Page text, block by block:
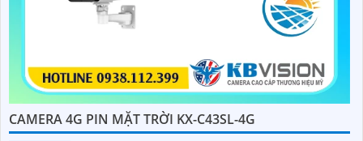
CAMERA 4G PIN MẶT TRỜI KX-C43SL-4G